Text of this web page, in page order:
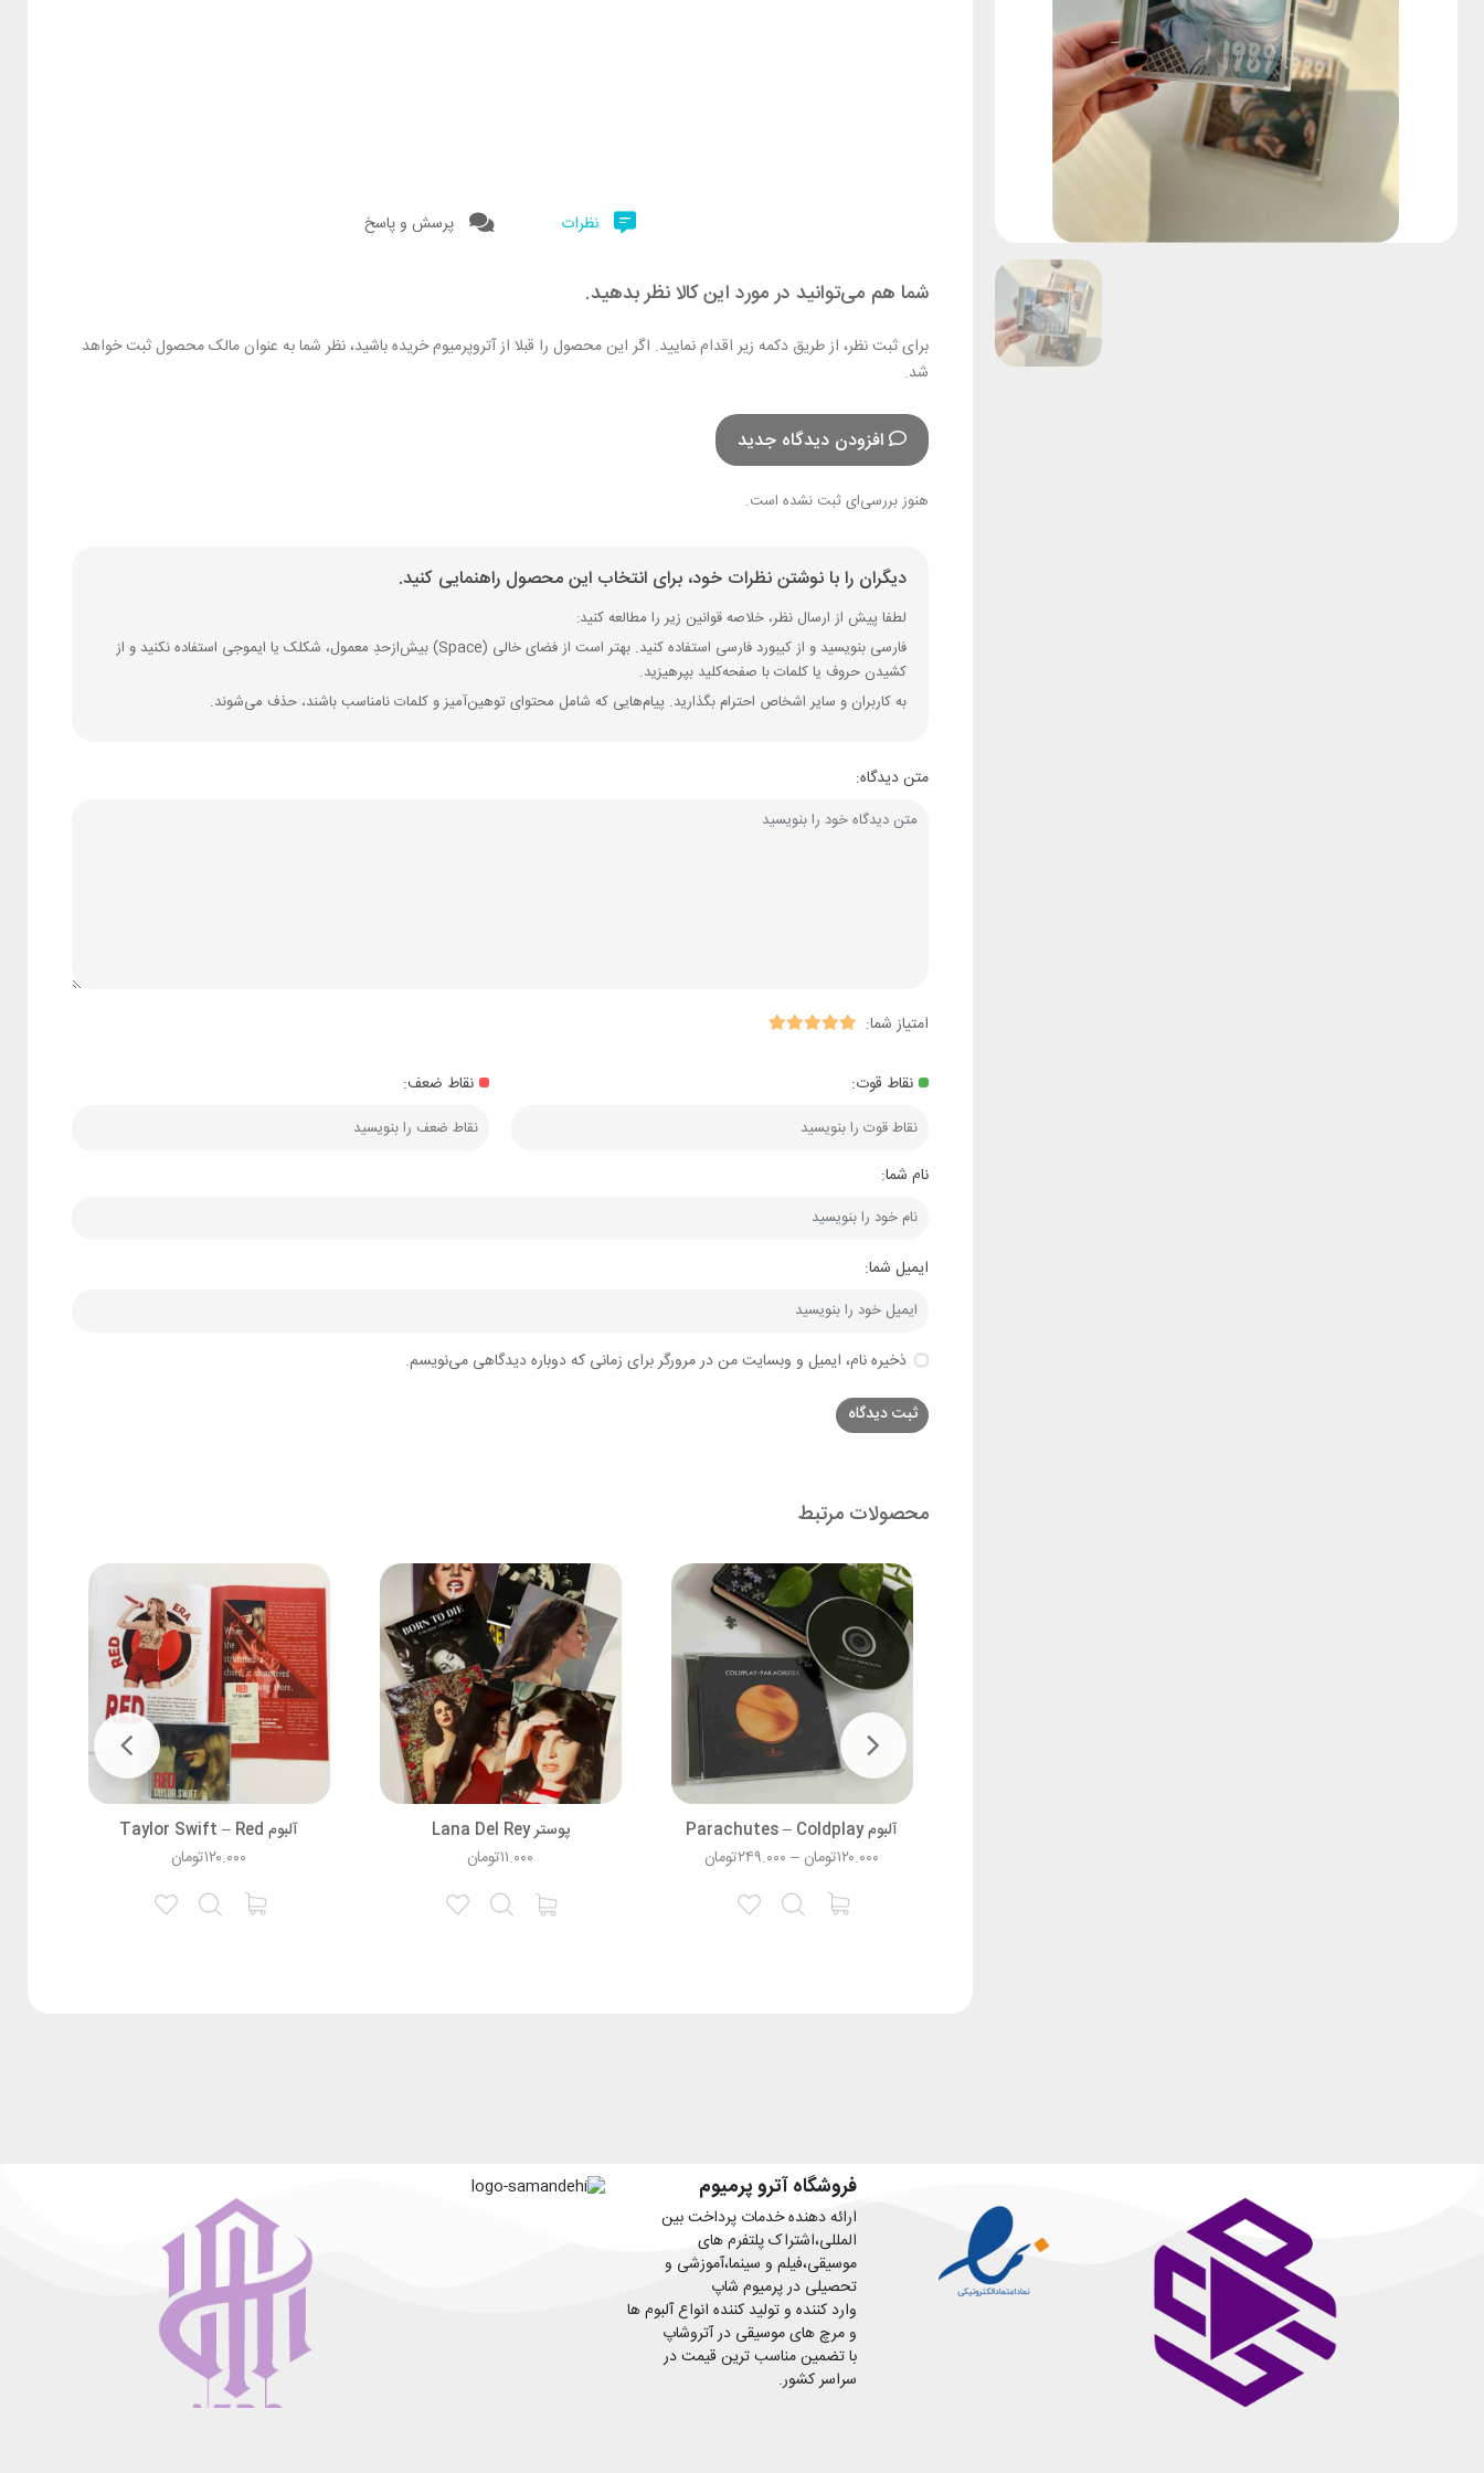
نظرات پرسش و پاسخ
شما هم می‌توانید در مورد این کالا نظر بدهید.
برای ثبت نظر، از طریق دکمه زیر اقدام نمایید. اگر این محصول را قبلا از آتروپرمیوم خریده باشید، نظر شما به عنوان مالک محصول ثبت خواهد
شد.
افزودن دیدگاه جدید
هنوز بررسی‌ای ثبت نشده است.
دیگران را با نوشتن نظرات خود، برای انتخاب این محصول راهنمایی کنید.
لطفا پیش از ارسال نظر، خلاصه قوانین زیر را مطالعه کنید:
فارسی بنویسید و از کیبورد فارسی استفاده کنید. بهتر است از فضای خالی (Space) بیش‌از‌حدِ معمول، شکلک یا ایموجی استفاده نکنید و از
کشیدن حروف یا کلمات با صفحه‌کلید بپرهیزید.
به کاربران و سایر اشخاص احترام بگذارید. پیام‌هایی که شامل محتوای توهین‌آمیز و کلمات نامناسب باشند، حذف می‌شوند.
متن دیدگاه:
امتیاز شما:
نقاط قوت: نقاط ضعف:
نام شما:
ایمیل شما:
ذخیره نام، ایمیل و وبسایت من در مرورگر برای زمانی که دوباره دیدگاهی می‌نویسم.
محصولات مرتبط
آلبوم Parachutes – Coldplay
تومان۱۲۰.۰۰۰ – تومان۲۴۹.۰۰۰
پوستر Lana Del Rey
تومان۱۱.۰۰۰
آلبوم Taylor Swift – Red
تومان۱۲۰.۰۰۰
فروشگاه آترو پرمیوم
ارائه دهنده خدمات پرداخت بین
المللی،اشتراک پلتفرم های
موسیقی،فیلم و سینما،آموزشی و
تحصیلی در پرمیوم شاپ
وارد کننده و تولید کننده انواع آلبوم ها
و مرچ های موسیقی در آتروشاپ
با تضمین مناسب ترین قیمت در
سراسر کشور.